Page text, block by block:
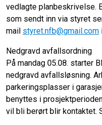
vedlagte planbeskrivelse.
som sendt inn via styret
mail styret.nfb@gmail.com
Nedgravd avfallsordning
På mandag 05.08. starter
nedgravd avfallsløsning.
parkeringsplasser i
benyttes i
vil bli berørt blir kontaktet.